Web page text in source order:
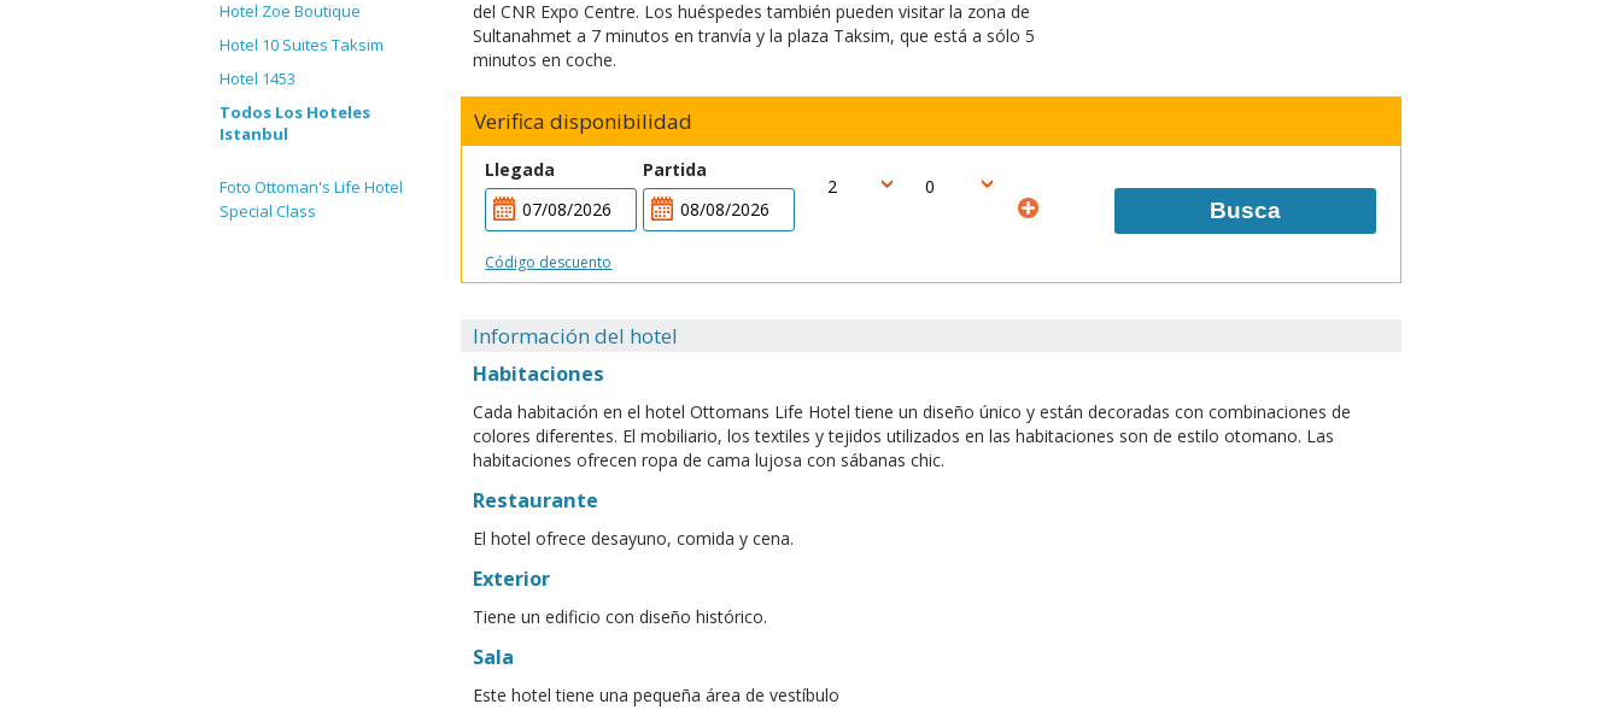
del CNR Expo Centre. Los huéspedes también pueden visitar la zona de
Sultanahmet a 7 minutos en tranvía y la plaza Taksim, que está a sólo 5
minutos en coche.
Verifica disponibilidad
Llegada Partida
Busca
Código descuento
Información del hotel
Habitaciones
Cada habitación en el hotel Ottomans Life Hotel tiene un diseño único y están decoradas con combinaciones de
colores diferentes. El mobiliario, los textiles y tejidos utilizados en las habitaciones son de estilo otomano. Las
habitaciones ofrecen ropa de cama lujosa con sábanas chic.
Restaurante
El hotel ofrece desayuno, comida y cena.
Exterior
Tiene un edificio con diseño histórico.
Sala
Este hotel tiene una pequeña área de vestíbulo
Hotel Zoe Boutique
Hotel 10 Suites Taksim
Hotel 1453
Todos Los Hoteles
Istanbul
Foto Ottoman's Life Hotel
Special Class